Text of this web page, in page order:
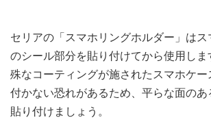
セリアの「スマホリングホルダー」は
のシール部分を貼り付けてから使用し
殊なコーティングが施されたスマホケー
付かない恐れがあるため、平らな面の
貼り付けましょう。